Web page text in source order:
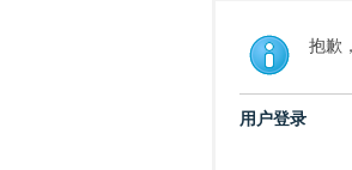
抱歉
用户登录